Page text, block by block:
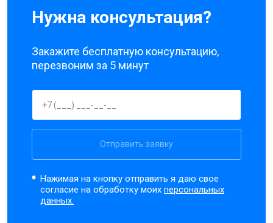
Нужна консультация?
Закажите бесплатную консультацию,
перезвоним за 5 минут
Отправить заявку
Нажимая на кнопку отправить я даю свое
согласие на обработку моихперсональных
данных.